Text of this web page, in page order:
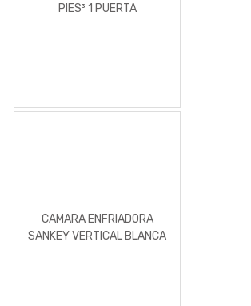
PIES³ 1 PUERTA
CAMARA ENFRIADORA
SANKEY VERTICAL BLANCA